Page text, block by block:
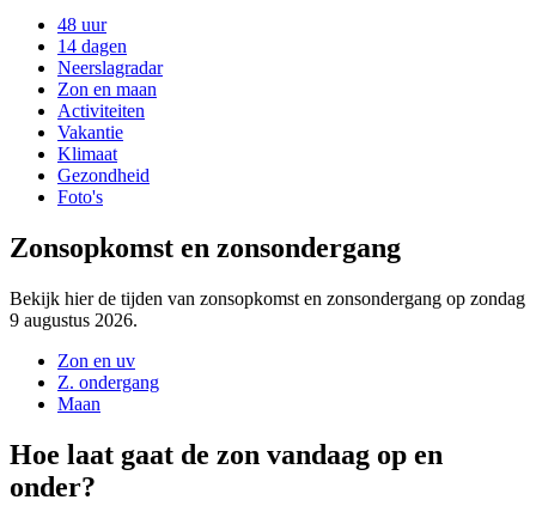
48 uur
14 dagen
Neerslagradar
Zon en maan
Activiteiten
Vakantie
Klimaat
Gezondheid
Foto's
Zonsopkomst en zonsondergang
Bekijk hier de tijden van zonsopkomst en zonsondergang op zondag
9 augustus 2026.
Zon en uv
Z. ondergang
Maan
Hoe laat gaat de zon vandaag op en
onder?